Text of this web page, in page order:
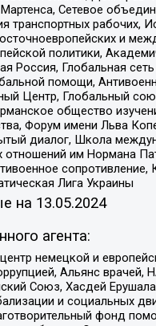
Сетевое
рабочих,
и
политики,
Глобальная
помощи,
Центр, Глобальный
общество
Форум имени Льва
диалог, Школа
им Нормана
Лига Украины
на 13.05.2024
агента:
немецкой и
Альянс
Союз, Хасдей
и социальных
фонд